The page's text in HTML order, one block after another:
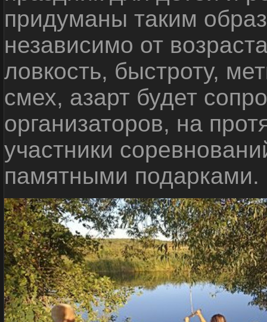
придуманы таким
независимо от
ловкость, быстроту,
смех, азарт будет
организаторов, на
участники
памятными подарками.